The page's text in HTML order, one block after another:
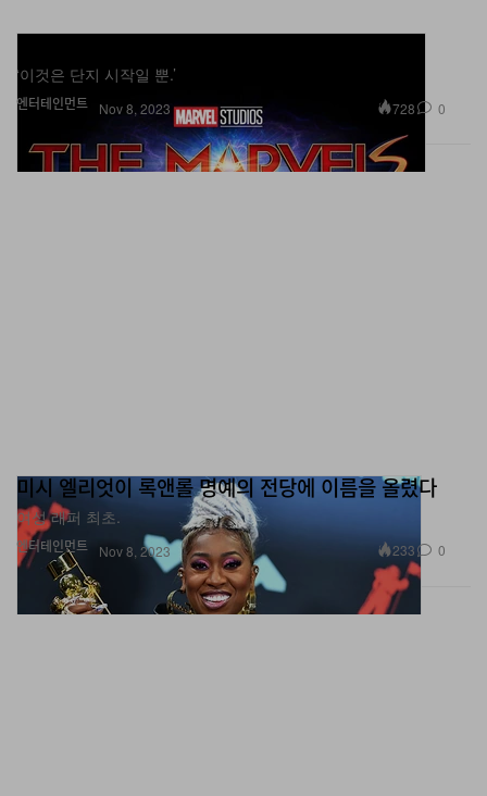
엔터테인먼트
‘이것은 단지 시작일 뿐.’
Nov 8, 2023 728 0
엔터테인먼트
미시 엘리엇이 록앤롤 명예의 전당에 이름을 올렸다
여성 래퍼 최초.
Nov 8, 2023 233 0